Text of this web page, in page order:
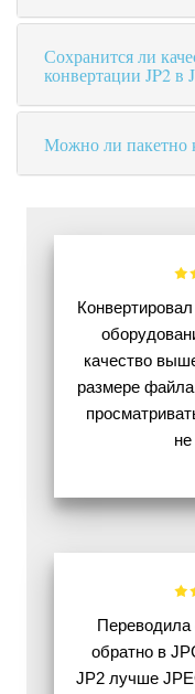
Сохранится ли
конвертации JP2 в
Можно ли пакетно
качество
размере
Переводила
обратно в
JP2 лучше